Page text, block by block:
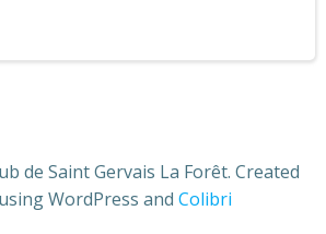
de Saint Gervais La Forêt. Created
WordPress and Colibri